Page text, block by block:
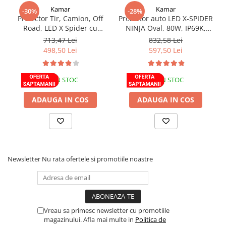
Rampe luminoase girofar
Rezistoare CANBUS LED
Stroboscoape Auto
Suporturi pentru girofare auto si
Veste Reflectorizante de Avertizare
Elemente Caroserie
Capace inox si jante
Capace piulite
Oglinzi auto
Parasolare Camion – Cabina si
Accesorii
Reclame Luminoase
care poate deteriora componentele electronice. Când vine vorba
de lampă și ștecher, ștecherul trebuie montat în siguranță;
• Nu tăiați capetele cositorite;
• Lămpile trebuie instalate numai în conformitate cu
reglementările UNECE.
-30% Kamar
Proiector Tir, Camion, Off
Road, LED X Spider cu
pozitie, faza si stroboscop
portocaliu, 12/24V, 24.5cm,
713,47 Lei
498,50 Lei
IN STOC
ADAUGA IN COS
-28% Kamar
Proiector auto LED X-SPIDER
NINJA Oval, 80W, IP69K,
Pozitie Dinamica,
Stroboscop, Multifunctional
832,58 Lei
597,50 Lei
IN STOC
ADAUGA IN COS
Newsletter Nu rata ofertele si promotiile noastre
Vreau sa primesc newsletter cu promotiile
magazinului. Afla mai multe in Politica de